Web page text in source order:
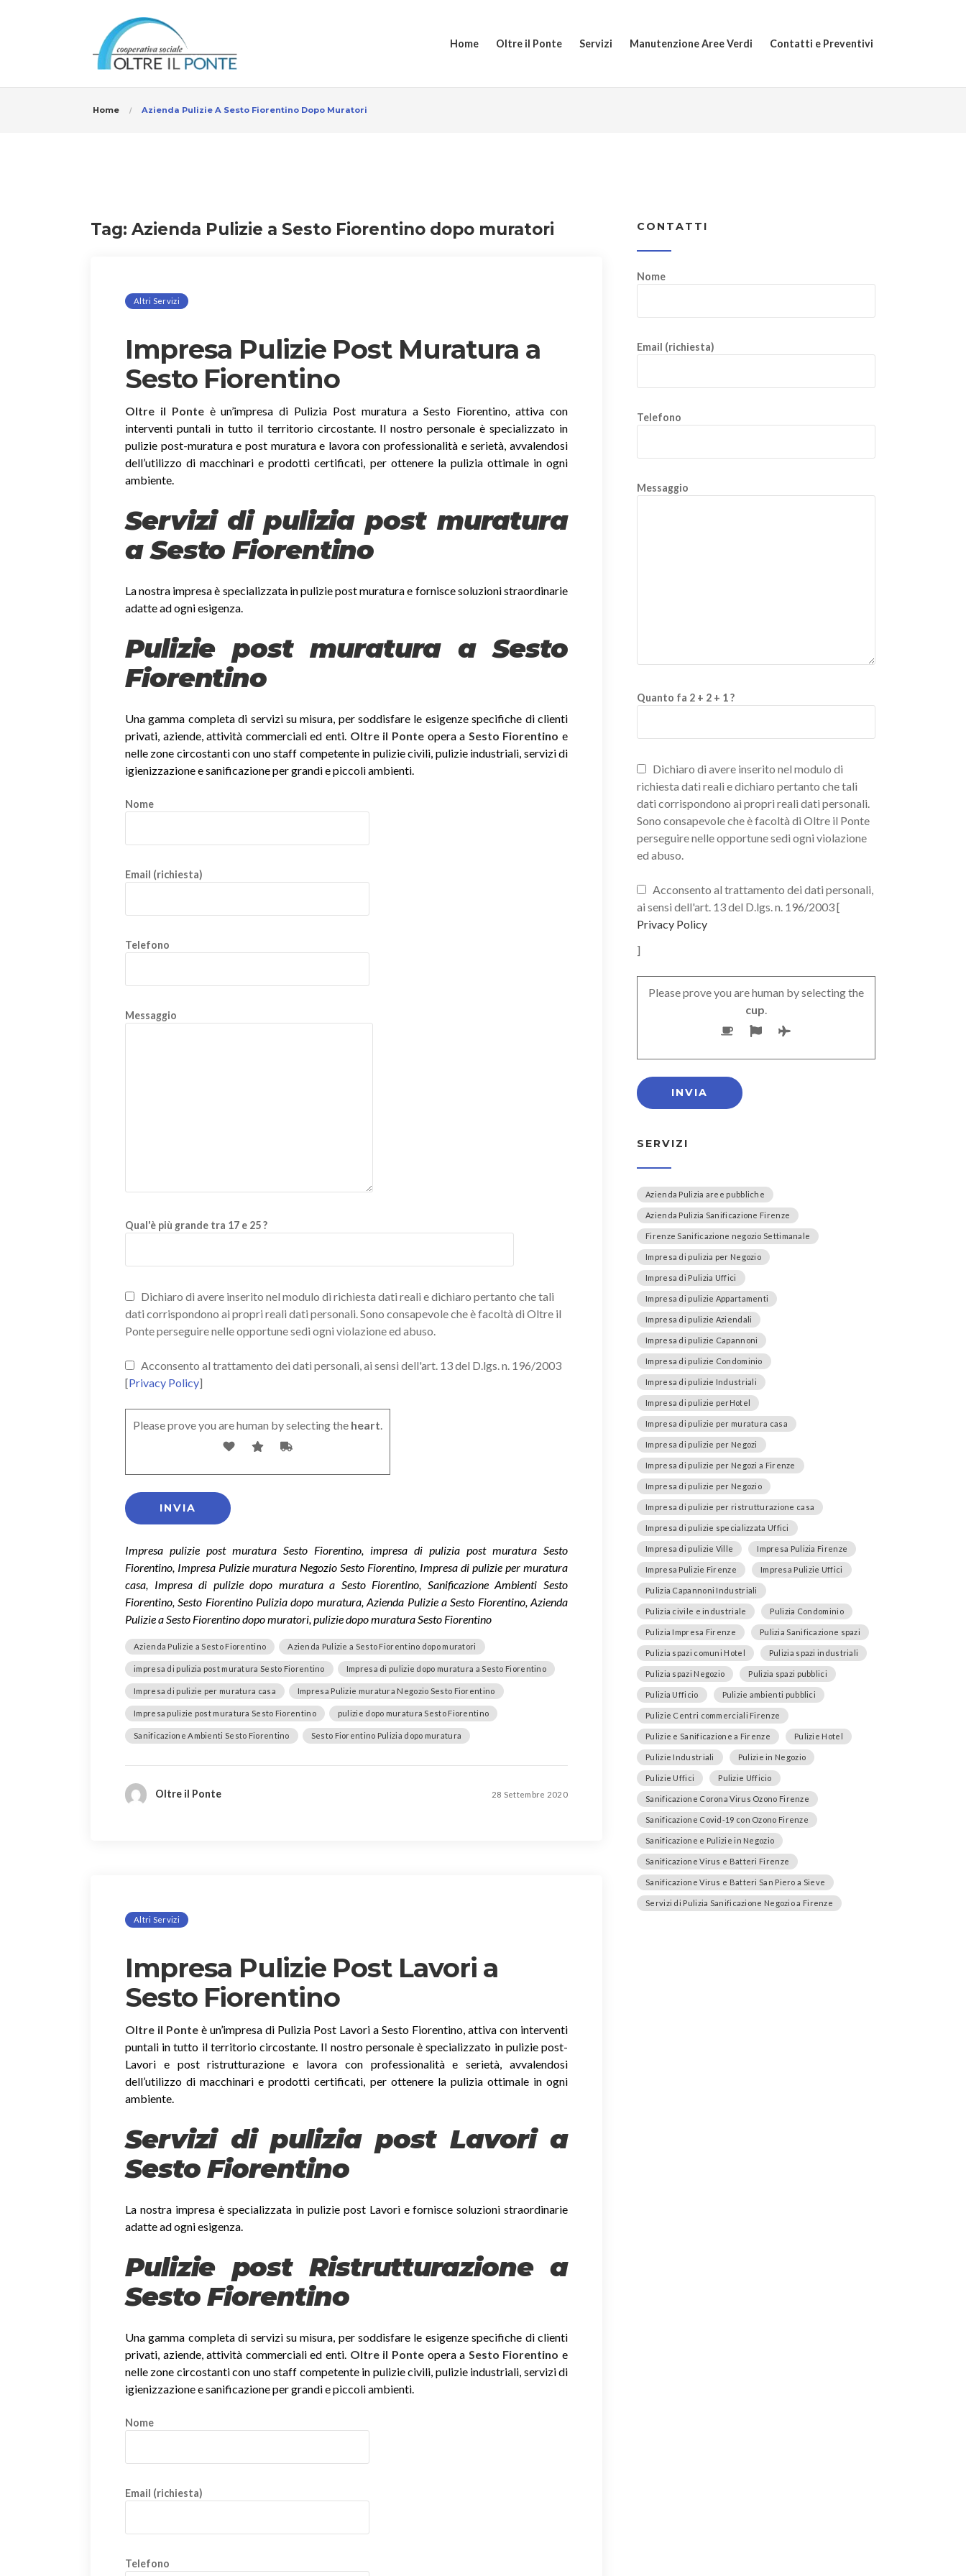
Home Oltre il Ponte Servizi Manutenzione Aree Verdi Contatti e Preventivi
Home Azienda Pulizie A Sesto Fiorentino Dopo Muratori
Tag: Azienda Pulizie a Sesto Fiorentino dopo muratori
Altri Servizi
Impresa Pulizie Post Muratura a
Sesto Fiorentino
Oltre il Ponteè un’impresa di Pulizia Post muratura a Sesto Fiorentino, attiva con
interventi puntali in tutto il territorio circostante. Il nostro personale è specializzato in
pulizie post-muratura e post muratura e lavora con professionalità e serietà, avvalendosi
dell’utilizzo di macchinari e prodotti certificati, per ottenere la pulizia ottimale in ogni
ambiente.
Servizi di pulizia post muratura
a Sesto Fiorentino
La nostra impresa è specializzata in pulizie post muratura e fornisce soluzioni straordinarie
adatte ad ogni esigenza.
Pulizie post muratura a Sesto
Fiorentino
Una gamma completa di servizi su misura, per soddisfare le esigenze specifiche di clienti
privati, aziende, attività commerciali ed enti. Oltre il Ponteopera a Sesto Fiorentino e
nelle zone circostanti con uno staff competente in pulizie civili, pulizie industriali, servizi di
igienizzazione e sanificazione per grandi e piccoli ambienti.
Nome
Email (richiesta)
Telefono
Messaggio
Qual'è più grande tra 17 e 25 ?
Dichiaro di avere inserito nel modulo di richiesta dati reali e dichiaro pertanto che tali
dati corrispondono ai propri reali dati personali. Sono consapevole che è facoltà di Oltre il
Ponte perseguire nelle opportune sedi ogni violazione ed abuso.
Acconsento al trattamento dei dati personali, ai sensi dell'art. 13 del D.lgs. n. 196/2003
[Privacy Policy]
Please prove you are human by selecting the heart.
Impresa pulizie post muratura Sesto Fiorentino, impresa di pulizia post muratura Sesto
Fiorentino, Impresa Pulizie muratura Negozio Sesto Fiorentino, Impresa di pulizie per muratura
casa, Impresa di pulizie dopo muratura a Sesto Fiorentino, Sanificazione Ambienti Sesto
Fiorentino, Sesto Fiorentino Pulizia dopo muratura, Azienda Pulizie a Sesto Fiorentino, Azienda
Pulizie a Sesto Fiorentino dopo muratori, pulizie dopo muratura Sesto Fiorentino
Azienda Pulizie a Sesto Fiorentino Azienda Pulizie a Sesto Fiorentino dopo muratori
impresa di pulizia post muratura Sesto Fiorentino Impresa di pulizie dopo muratura a Sesto Fiorentino
Impresa di pulizie per muratura casa Impresa Pulizie muratura Negozio Sesto Fiorentino
Impresa pulizie post muratura Sesto Fiorentino pulizie dopo muratura Sesto Fiorentino
Sanificazione Ambienti Sesto Fiorentino Sesto Fiorentino Pulizia dopo muratura
Oltre il Ponte 28 Settembre 2020
Altri Servizi
Impresa Pulizie Post Lavori a
Sesto Fiorentino
Oltre il Ponte è un’impresa di Pulizia Post Lavori a Sesto Fiorentino, attiva con interventi
puntali in tutto il territorio circostante. Il nostro personale è specializzato in pulizie post-
Lavori e post ristrutturazione e lavora con professionalità e serietà, avvalendosi
dell’utilizzo di macchinari e prodotti certificati, per ottenere la pulizia ottimale in ogni
ambiente.
Servizi di pulizia post Lavori a
Sesto Fiorentino
La nostra impresa è specializzata in pulizie post Lavori e fornisce soluzioni straordinarie
adatte ad ogni esigenza.
Pulizie post Ristrutturazione a
Sesto Fiorentino
Una gamma completa di servizi su misura, per soddisfare le esigenze specifiche di clienti
privati, aziende, attività commerciali ed enti. Oltre il Ponteopera a Sesto Fiorentino e
nelle zone circostanti con uno staff competente in pulizie civili, pulizie industriali, servizi di
igienizzazione e sanificazione per grandi e piccoli ambienti.
Nome
Email (richiesta)
Telefono
CONTATTI
Nome
Email (richiesta)
Telefono
Messaggio
Quanto fa 2 + 2 + 1 ?
Dichiaro di avere inserito nel modulo di
richiesta dati reali e dichiaro pertanto che tali
dati corrispondono ai propri reali dati personali.
Sono consapevole che è facoltà di Oltre il Ponte
perseguire nelle opportune sedi ogni violazione
ed abuso.
Acconsento al trattamento dei dati personali,
ai sensi dell'art. 13 del D.lgs. n. 196/2003 [
Privacy Policy
]
Please prove you are human by selecting the
cup.
SERVIZI
Azienda Pulizia aree pubbliche
Azienda Pulizia Sanificazione Firenze
Firenze Sanificazione negozio Settimanale
Impresa di pulizia per Negozio
Impresa di Pulizia Uffici
Impresa di pulizie Appartamenti
Impresa di pulizie Aziendali
Impresa di pulizie Capannoni
Impresa di pulizie Condominio
Impresa di pulizie Industriali
Impresa di pulizie perHotel
Impresa di pulizie per muratura casa
Impresa di pulizie per Negozi
Impresa di pulizie per Negozi a Firenze
Impresa di pulizie per Negozio
Impresa di pulizie per ristrutturazione casa
Impresa di pulizie specializzata Uffici
Impresa di pulizie Ville Impresa Pulizia Firenze
Impresa Pulizie Firenze Impresa Pulizie Uffici
Pulizia Capannoni Industriali
Pulizia civile e industriale Pulizia Condominio
Pulizia Impresa Firenze Pulizia Sanificazione spazi
Pulizia spazi comuni Hotel Pulizia spazi industriali
Pulizia spazi Negozio Pulizia spazi pubblici
Pulizia Ufficio Pulizie ambienti pubblici
Pulizie Centri commerciali Firenze
Pulizie e Sanificazione a Firenze Pulizie Hotel
Pulizie Industriali Pulizie in Negozio
Pulizie Uffici Pulizie Ufficio
Sanificazione Corona Virus Ozono Firenze
Sanificazione Covid-19 con Ozono Firenze
Sanificazione e Pulizie in Negozio
Sanificazione Virus e Batteri Firenze
Sanificazione Virus e Batteri San Piero a Sieve
Servizi di Pulizia Sanificazione Negozio a Firenze